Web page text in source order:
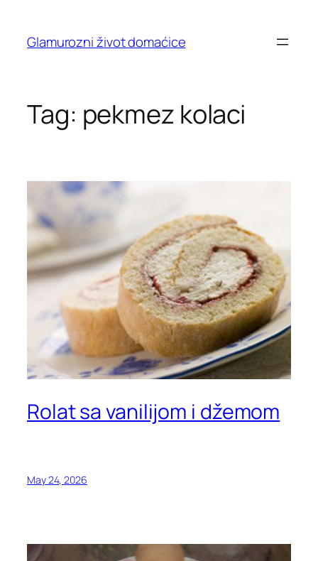
content
Glamurozni život domaćice
Tag: pekmez kolaci
Rolat sa vanilijom i džemom
May 24, 2026